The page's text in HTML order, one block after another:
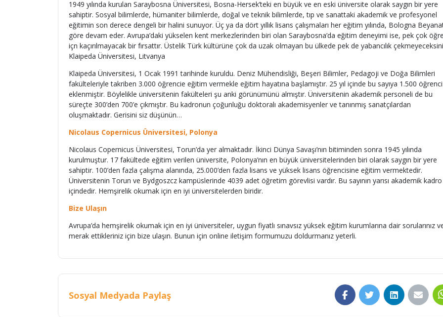
1949 yılında kurulan Saraybosna Üniversitesi, Bosna-Hersek’teki en büyük ve en eski üniversite olarak saygın bir yere
sahiptir. Sosyal bilimlerde, hümaniter bilimlerde, doğal ve teknik bilimlerde, tıp ve sanattaki akademik ve profesyonel
eğitimin son derece dengeli bir halini sunuyor. Üç ya da dört yıllık lisans çalışmaları her eğitim yılında, Bologna
göre devam eder. Avrupa’daki yükselen kent merkezlerinden biri olan Saraybosna’da eğitim deneyimi ise, pek çok
içn kaçırılmayacak bir fırsattır. Üstelik Türk kültürüne çok da uzak olmayan bu ülkede pek de yabancılık
Klaipeda Üniversitesi, Litvanya
Klaipeda Üniversitesi, 1 Ocak 1991 tarihinde kuruldu. Deniz Mühendisliği, Beşeri Bilimler, Pedagoji ve Doğa Bilimleri
fakülteleriyle takriben 3.000 öğrencie eğitim vermekle eğitim hayatına başlamıştır. 25 yıl içinde bu sayıya 1.500 öğrenci
eklenmiştir. Böylelikle üniversitenin fakülteleri şu anki görünümünü almıştır. Üniversitenin akademik personeli de bu
süreçte 300’den 700’e çıkmıştır. Bu kadronun çoğunluğu doktoralı akademisyenler ve tanınmış sanatçılardan
oluşmaktadır. Gerisini siz düşünün…
Nicolaus Copernicus Üniversitesi, Polonya
Nicolaus Copernicus Üniversitesi, Torun’da yer almaktadır. İkinci Dünya Savaşı’nın bitiminden sonra 1945 yılında
kurulmuştur. 17 fakültede eğitim verilen üniversite, Polonya’nın en büyük üniversitelerinden biri olarak saygın bir yere
sahiptir. 100’den fazla çalışma alanında, 25.000’den fazla lisans ve yüksek lisans öğrencisine eğitim vermektedir.
Üniversitenin Torun ve Bydgoszcz kampüslerinde 4039 adet öğretim görevlisi vardır. Bu sayının yarısı akademik kadro
içindedir. Hemşirelik okumak için en iyi üniversitelerden biridir.
Bize Ulaşın
Avrupa’da hemşirelik okumak için en iyi üniversiteler, uygun fiyatlı sınavsız yüksek eğitim kurumlarına dair sorularınız
merak ettikleriniz için bize ulaşın. Bunun için online iletişim formumuzu doldurmanız yeterli.
Sosyal Medyada Paylaş